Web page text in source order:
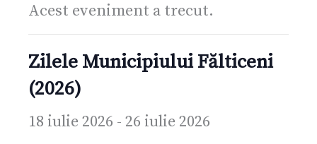
Acest eveniment a trecut.
Zilele Municipiului Fălticeni
(2026)
18 iulie 2026 - 26 iulie 2026